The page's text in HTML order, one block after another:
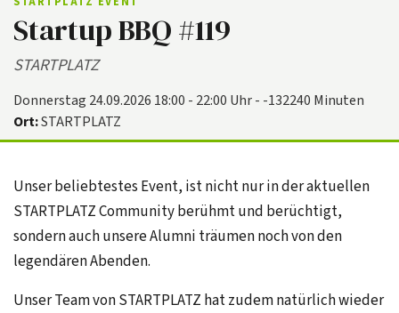
Startup BBQ #119
STARTPLATZ
Donnerstag 24.09.2026 18:00 - 22:00 Uhr - -132240 Minuten
Ort:STARTPLATZ
Unser beliebtestes Event, ist nicht nur in der aktuellen
STARTPLATZ Community berühmt und berüchtigt,
sondern auch unsere Alumni träumen noch von den
legendären Abenden.
Unser Team von STARTPLATZ hat zudem natürlich wieder